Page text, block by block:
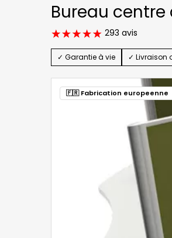
Bureau centre
293 avis
✓ Garantie à vie ✓ Livraison